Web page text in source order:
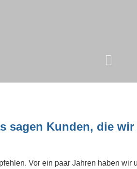
sagen Kunden, die
Vor ein paar Jahren haben